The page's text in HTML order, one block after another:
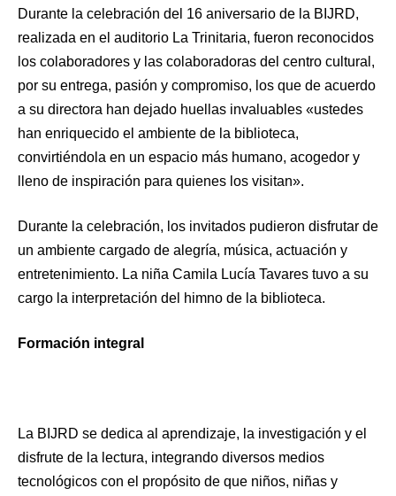
Durante la celebración del 16 aniversario de la BIJRD,
realizada en el auditorio La Trinitaria, fueron reconocidos
los colaboradores y las colaboradoras del centro cultural,
por su entrega, pasión y compromiso, los que de acuerdo
a su directora han dejado huellas invaluables «ustedes
han enriquecido el ambiente de la biblioteca,
convirtiéndola en un espacio más humano, acogedor y
lleno de inspiración para quienes los visitan».
Durante la celebración, los invitados pudieron disfrutar de
un ambiente cargado de alegría, música, actuación y
entretenimiento. La niña Camila Lucía Tavares tuvo a su
cargo la interpretación del himno de la biblioteca.
Formación integral
La BIJRD se dedica al aprendizaje, la investigación y el
disfrute de la lectura, integrando diversos medios
tecnológicos con el propósito de que niños, niñas y